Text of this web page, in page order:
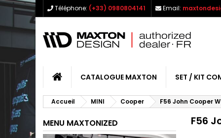
Téléphone: (+33) 0980804141 Email:
CATALOGUE MAXTON SET / KIT
Accueil MINI Cooper F56 John Cooper
MENU MAXTONIZED F56